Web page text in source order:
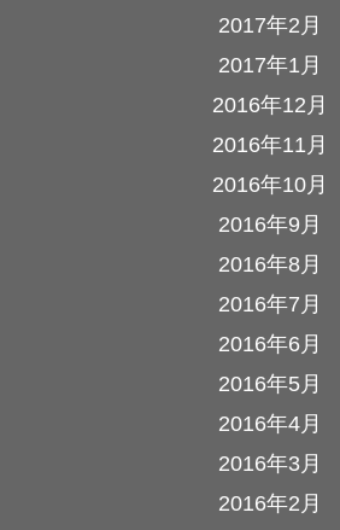
2017年2月
2017年1月
2016年12月
2016年11月
2016年10月
2016年9月
2016年8月
2016年7月
2016年6月
2016年5月
2016年4月
2016年3月
2016年2月